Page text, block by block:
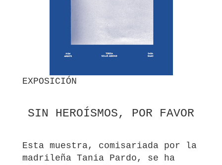
EXPOSICIÓN
SIN HEROÍSMOS, POR FAVOR
Esta muestra, comisariada por la
madrileña Tania Pardo, se ha